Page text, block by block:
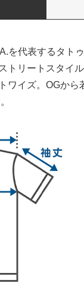
を代表するタト
トリートスタイ
ワイズ。OGか